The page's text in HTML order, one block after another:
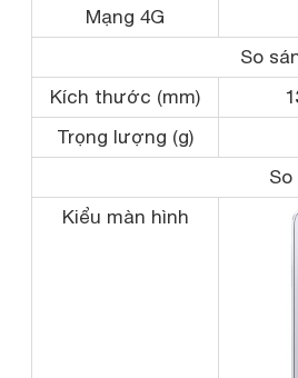
Mạng 4G
So
Kích thước (mm)
Trọng lượng (g)
Kiểu màn hình